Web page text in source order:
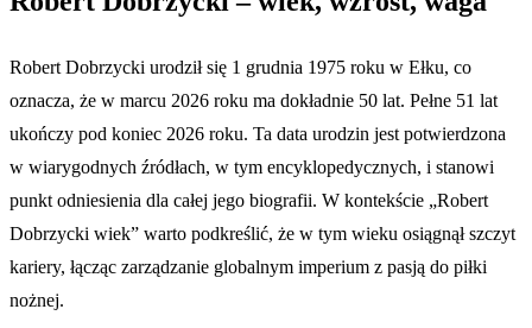
Robert Dobrzycki urodził się 1 grudnia 1975 roku w Ełku, co
oznacza, że w marcu 2026 roku ma dokładnie 50 lat. Pełne 51 lat
ukończy pod koniec 2026 roku. Ta data urodzin jest potwierdzona
w wiarygodnych źródłach, w tym encyklopedycznych, i stanowi
punkt odniesienia dla całej jego biografii. W kontekście „Robert
Dobrzycki wiek” warto podkreślić, że w tym wieku osiągnął szczyt
kariery, łącząc zarządzanie globalnym imperium z pasją do piłki
nożnej.